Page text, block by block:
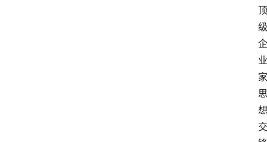
顶
级
企
业
家
思
想
交